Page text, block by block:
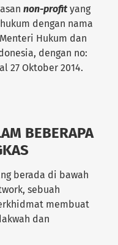
non-profit yang
dengan nama
Hukum dan
dengan no:
27 Oktober 2014.
BEBERAPA
berada di bawah
sebuah
membuat
dan